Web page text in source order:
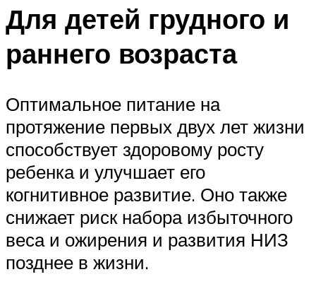
Для детей грудного и
раннего возраста
Оптимальное питание на
протяжение первых двух лет жизни
способствует здоровому росту
ребенка и улучшает его
когнитивное развитие. Оно также
снижает риск набора избыточного
веса и ожирения и развития НИЗ
позднее в жизни.